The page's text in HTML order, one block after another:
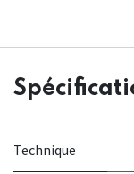
Technique